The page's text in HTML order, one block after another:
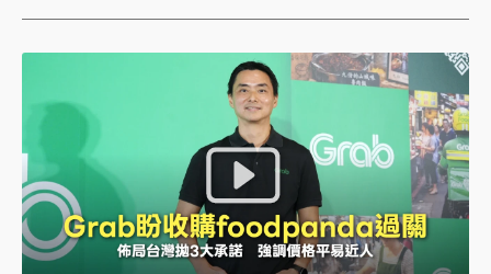
容忍惡意毀謗，將採取法律行動捍衛自身名譽與權益。